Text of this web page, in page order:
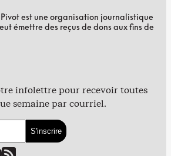
est une organisation journalistique
émettre des reçus de dons aux fins de
infolettre pour recevoir toutes
semaine par courriel.